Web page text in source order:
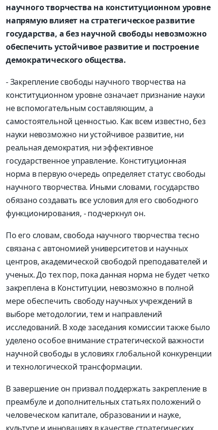
научного творчества на конституционном уровне
напрямую влияет на стратегическое развитие
государства, а без научной свободы невозможно
обеспечить устойчивое развитие и построение
демократического общества.
- Закрепление свободы научного творчества на
конституционном уровне означает признание науки
не вспомогательным составляющим, а
самостоятельной ценностью. Как всем известно, без
науки невозможно ни устойчивое развитие, ни
реальная демократия, ни эффективное
государственное управление. Конституционная
норма в первую очередь определяет статус свободы
научного творчества. Иными словами, государство
обязано создавать все условия для его свободного
функционирования, - подчеркнул он.
По его словам, свобода научного творчества тесно
связана с автономией университетов и научных
центров, академической свободой преподавателей и
ученых. До тех пор, пока данная норма не будет четко
закреплена в Конституции, невозможно в полной
мере обеспечить свободу научных учреждений в
выборе методологии, тем и направлений
исследований. В ходе заседания комиссии также было
уделено особое внимание стратегической важности
научной свободы в условиях глобальной конкуренции
и технологической трансформации.
В завершение он призвал поддержать закрепление в
преамбуле и дополнительных статьях положений о
человеческом капитале, образовании и науке,